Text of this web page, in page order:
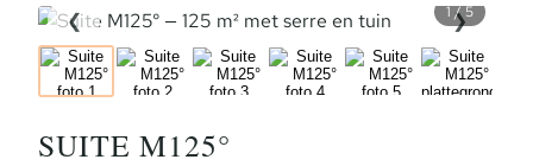
❮ ❯
1 / 5
SUITE M125°